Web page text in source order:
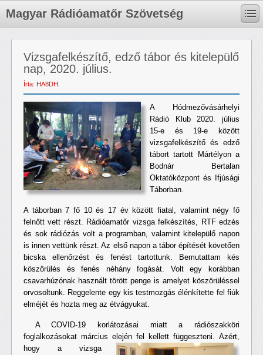
Magyar Rádióamatőr Szövetség
Vizsgafelkészítő, edző tábor és kitelepülő
nap, 2020. július.
Írta: HA8DH.
A Hódmezővásárhelyi
Rádió Klub 2020. július
15-e és 19-e között
vizsgafelkészítő és edző
tábort tartott Mártélyon a
Bodnár Bertalan
Oktatóközpont és Ifjúsági
Táborban.
A táborban 7 fő 10 és 17 év között fiatal, valamint négy fő
felnőtt vett részt. Rádióamatőr vizsga felkészítés, RTF edzés
és sok rádiózás volt a programban, valamint kitelepülő napon
is innen vettünk részt. Az első napon a tábor építését követően
bicska ellenőrzést és fenést tartottunk. Bemutattam kés
köszörülés és fenés néhány fogását. Volt egy korábban
csavarhúzónak használt törött penge is amelyet köszörüléssel
orvosoltunk. Reggelente egy kis testmozgás élénkítette fel fiúk
elméjét és hozta meg az étvágyukat.
A COVID-19 korlátozásai miatt a rádiószakköri
foglalkozásokat március elején fel kellett függeszteni. Azért,
hogy a vizsga